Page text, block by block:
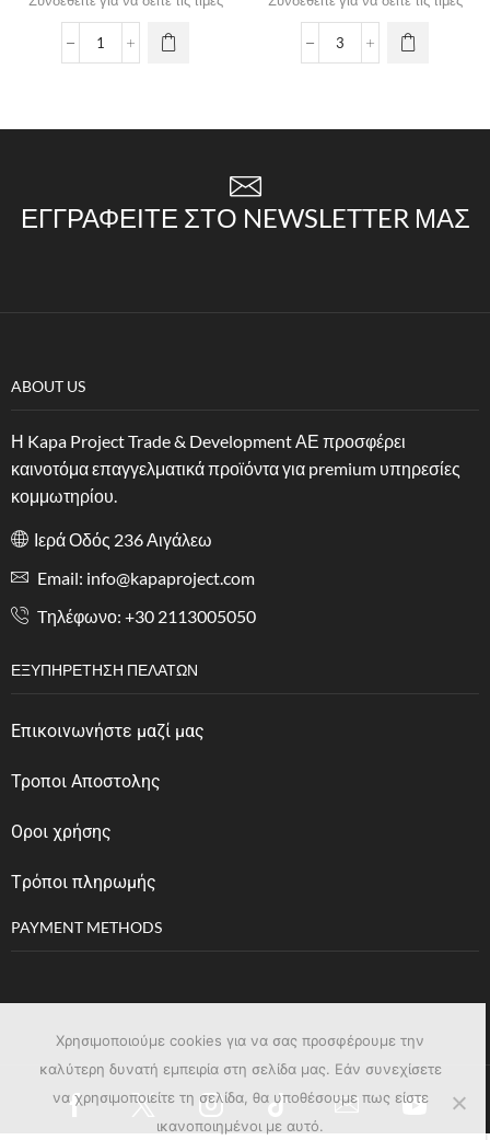
ΕΓΓΡΑΦΕΊΤΕ ΣΤΟ NEWSLETTER ΜΑΣ
ABOUT US
Η Kapa Project Trade & Development ΑΕ προσφέρει
καινοτόμα επαγγελματικά προϊόντα για premium υπηρεσίες
κομμωτηρίου.
Ιερά Οδός 236 Αιγάλεω
Email: info@kapaproject.com
Tηλέφωνο: +30 2113005050
ΕΞΥΠΗΡΈΤΗΣΗ ΠΕΛΑΤΏΝ
Επικοινωνήστε μαζί μας
Τροποι Αποστολης
Οροι χρήσης
Tρόποι πληρωμής
PAYMENT METHODS
Χρησιμοποιούμε cookies για να σας προσφέρουμε την
καλύτερη δυνατή εμπειρία στη σελίδα μας. Εάν συνεχίσετε
να χρησιμοποιείτε τη σελίδα, θα υποθέσουμε πως είστε
ικανοποιημένοι με αυτό.